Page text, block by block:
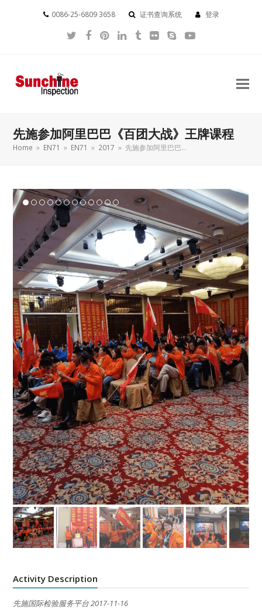
0086-25-6809 3658 证书查询系统 登录
Twitter
Facebook
Pinterest
LinkedIn
Tumblr
FlickrSkypeYouTube
先施参加阿里巴巴《百团大战》王牌课程
Home » EN71 » EN71 » 2017 » 先施参加阿里巴巴…
Activity Description
先施国际检验服务平台 2017-11-16